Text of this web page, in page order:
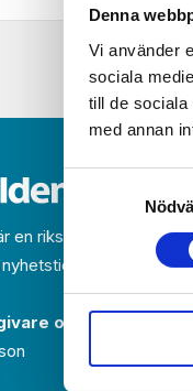
Denna
Vi använder
sociala
till de
med annan
Samtyckesval
en rikstäckande
på kristen
och